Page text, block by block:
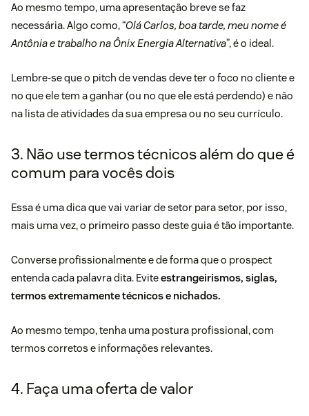
Ao mesmo tempo, uma apresentação breve se faz
necessária. Algo como, “Olá Carlos, boa tarde, meu nome é
Antônia e trabalho na Ônix Energia Alternativa”, é o ideal.
Lembre-se que o pitch de vendas deve ter o foco no clientee
no que ele tem a ganhar (ou no que ele está perdendo) e não
na lista de atividades da sua empresa ou no seu currículo.
3. Não use termos técnicos além do que é
comum para vocês dois
Essa é uma dica que vai variar de setor para setor, por isso,
mais uma vez, o primeiro passo deste guia é tão importante.
Converse profissionalmente e de forma que o prospect
entenda cada palavra dita. Eviteestrangeirismos, siglas,
termos extremamente técnicos e nichados.
Ao mesmo tempo, tenha uma postura profissional, com
termos corretos e informações relevantes.
4. Faça uma oferta de valor